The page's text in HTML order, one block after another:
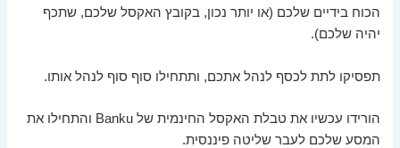
הכוח בידיים שלכם (או יותר נכון, בקובץ האקסל שלכם, שתכף
יהיה שלכם).
תפסיקו לתת לכסף לנהל אתכם, ותתחילו סוף סוף לנהל אותו.
הורידו עכשיו את טבלת האקסל החינמית של Banku והתחילו את
המסע שלכם לעבר שליטה פיננסית.